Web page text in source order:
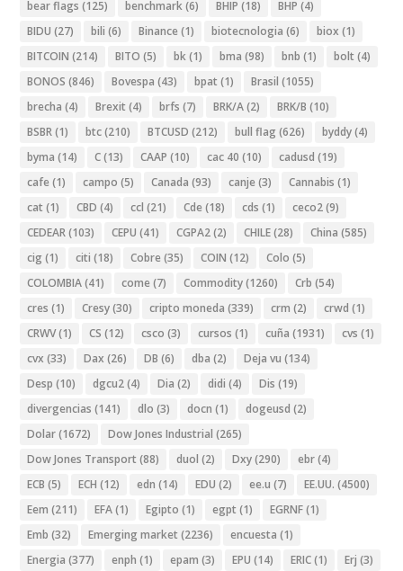
bear flags (125) benchmark(6) BHIP (18) BHP (4)
BIDU (27) bili (6) Binance (1) biotecnologia (6) biox (1)
BITCOIN (214) BITO (5) bk(1) bma (98) bnb (1) bolt (4)
BONOS (846) Bovespa (43) bpat (1) Brasil (1055)
brecha (4) Brexit (4) brfs (7) BRK/A(2) BRK/B (10)
BSBR(1) btc(210) BTCUSD (212) bull flag (626) byddy(4)
byma (14) C(13) CAAP (10) cac 40 (10) cadusd (19)
cafe (1) campo (5) Canada (93) canje (3) Cannabis (1)
cat (1) CBD (4) ccl (21) Cde (18) cds (1) ceco2(9)
CEDEAR(103) CEPU (41) CGPA2(2) CHILE(28) China (585)
cig (1) citi (18) Cobre (35) COIN (12) Colo (5)
COLOMBIA(41) come (7) Commodity(1260) Crb (54)
cres (1) Cresy(30) cripto moneda (339) crm (2) crwd (1)
CRWV(1) CS (12) csco (3) cursos (1) cuña (1931) cvs (1)
cvx (33) Dax (26) DB (6) dba (2) Deja vu (134)
Desp (10) dgcu2(4) Dia (2) didi (4) Dis (19)
divergencias (141) dlo (3) docn (1) dogeusd (2)
Dolar(1672) Dow Jones Industrial (265)
Dow Jones Transport (88) duol (2) Dxy(290) ebr(4)
ECB (5) ECH (12) edn (14) EDU (2) ee.u (7) EE.UU. (4500)
Eem (211) EFA(1) Egipto (1) egpt (1) EGRNF(1)
Emb (32) Emerging market (2236) encuesta (1)
Energia (377) enph (1) epam (3) EPU (14) ERIC(1) Erj (3)